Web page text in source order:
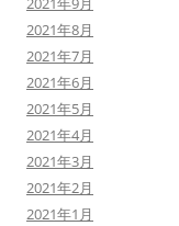
2021年8月
2021年7月
2021年6月
2021年5月
2021年4月
2021年3月
2021年2月
2021年1月